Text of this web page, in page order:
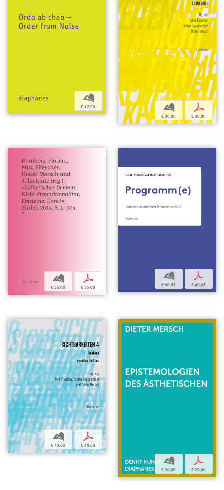
b
€ 12,00 b
€ 30,00
p
€ 30,00
b
€ 35,00
p
€ 35,00
b
€ 49,95
p
€ 49,95
b
€ 40,00
p
€ 40,00
b
€ 20,00
p
€ 20,00